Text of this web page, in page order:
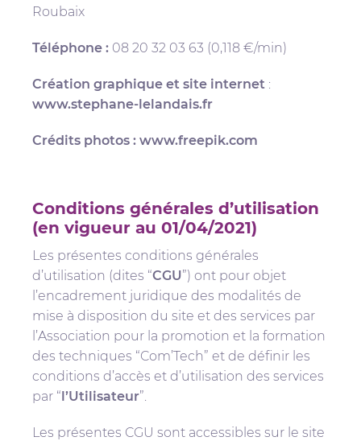
Roubaix
Téléphone : 08 20 32 03 63 (0,118 €/min)
Création graphique et site internet :
www.stephane-lelandais.fr
Crédits photos : www.freepik.com
Conditions générales d’utilisation
(en vigueur au 01/04/2021)
Les présentes conditions générales
d’utilisation (dites “CGU”) ont pour objet
l’encadrement juridique des modalités de
mise à disposition du site et des services par
l’Association pour la promotion et la formation
des techniques “Com’Tech” et de définir les
conditions d’accès et d’utilisation des services
par “l’Utilisateur”.
Les présentes CGU sont accessibles sur le site